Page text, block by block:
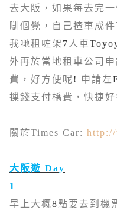
去大阪，如果每去完
瞓個覺，自己揸車成
我哋租咗架 7 人車
外再於當地租車公司申
費，好方便呢 ! 申請左
摷錢支付橋費，快捷好
關於Times Car:
大阪遊 Day
1
早上大概8點要去到機